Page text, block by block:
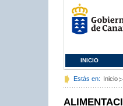
INICIO
Estás en: Inicio